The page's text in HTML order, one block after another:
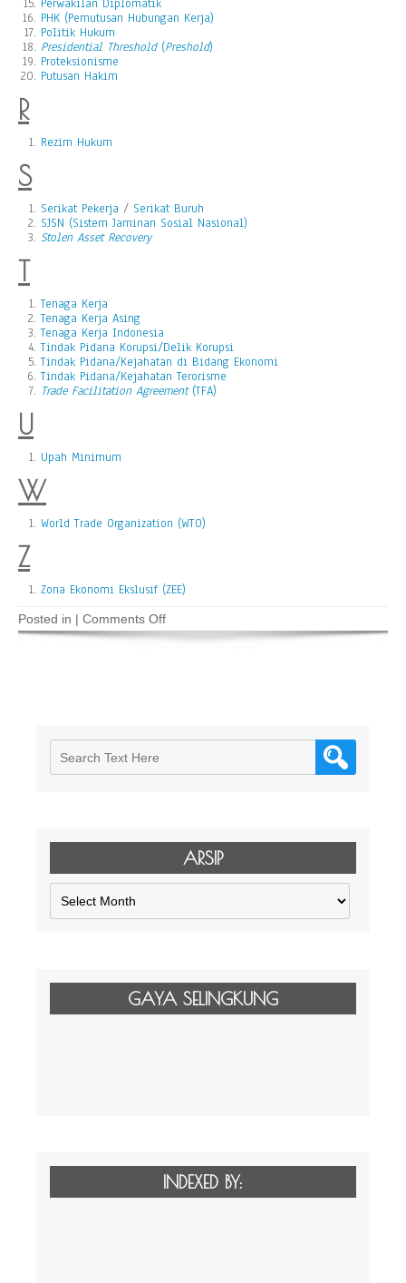
Perwakilan Diplomatik
PHK (Pemutusan Hubungan Kerja)
Politik Hukum
Presidential Threshold(Preshold)
Proteksionisme
Putusan Hakim
R
Rezim Hukum
S
Serikat Pekerja / Serikat Buruh
SJSN (Sistem Jaminan Sosial Nasional)
Stolen Asset Recovery
T
Tenaga Kerja
Tenaga Kerja Asing
Tenaga Kerja Indonesia
Tindak Pidana Korupsi/Delik Korupsi
Tindak Pidana/Kejahatan di Bidang Ekonomi
Tindak Pidana/Kejahatan Terorisme
Trade Facilitation Agreement (TFA)
U
Upah Minimum
W
World Trade Organization (WTO)
Z
Zona Ekonomi Ekslusif (ZEE)
Posted in | Comments Offon
Glosarium
ARSIP
Arsip
GAYA SELINGKUNG
INDEXED BY: